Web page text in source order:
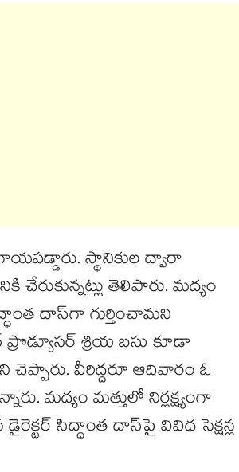
స్థానికుల ద్వారా
తెలిపారు. మద్యం
దాస్‎గా గుర్తించామని
శ్రియ బసు కూడా
చెప్పారు. వీరిద్దరూ ఆదివారం ఓ
మద్యం మత్తులో నిర్లక్ష్యంగా
సిద్ధాంత దాస్‎‎పై వివిధ సెక్షన్ల